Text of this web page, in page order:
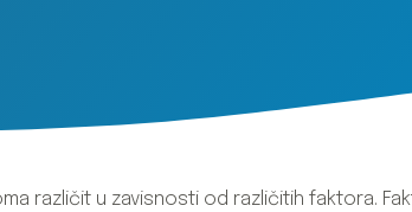
različit u zavisnosti od različitih faktora.